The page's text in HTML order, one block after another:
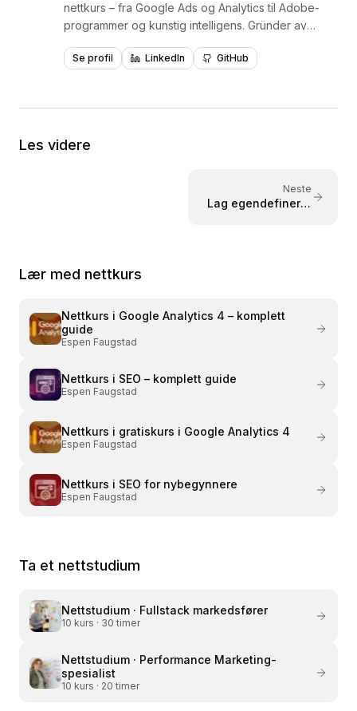
nettkurs – fra Google Ads og Analytics til Adobe-
programmer og kunstig intelligens. Gründer av
formidlere av digital læring, med over 1,5 millioner
Media og Adresseavisen. Forfatter av læreboken
2015. Kursene er bygget på praktisk læring med
Se profil LinkedIn GitHub
Les videre
Neste
Lag egendefinerte
Lær med nettkurs
Nettkurs i Google Analytics 4 – komplett
guide
Espen Faugstad
Nettkurs i SEO – komplett guide
Espen Faugstad
Nettkurs i gratiskurs i Google Analytics 4
Espen Faugstad
Nettkurs i SEO for nybegynnere
Espen Faugstad
Ta et nettstudium
Nettstudium · Fullstack markedsfører
10 kurs · 30 timer
Nettstudium · Performance Marketing-
spesialist
10 kurs · 20 timer